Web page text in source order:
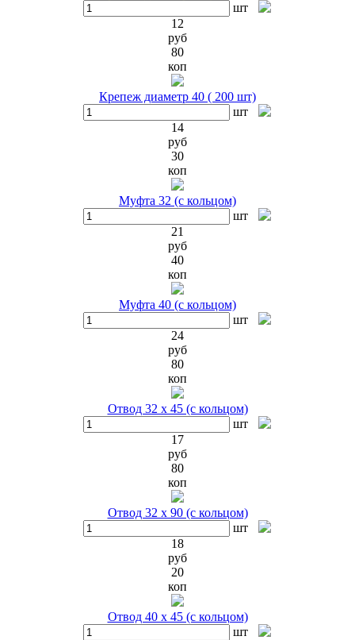
шт
12
руб
80
коп
Крепеж диаметр 40 ( 200 шт)
шт
14
руб
30
коп
Муфта 32 (с кольцом)
шт
21
руб
40
коп
Муфта 40 (с кольцом)
шт
24
руб
80
коп
Отвод 32 х 45 (с кольцом)
шт
17
руб
80
коп
Отвод 32 х 90 (с кольцом)
шт
18
руб
20
коп
Отвод 40 х 45 (с кольцом)
шт